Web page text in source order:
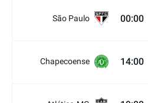
São Paulo 00:00
Chapecoense 14:00